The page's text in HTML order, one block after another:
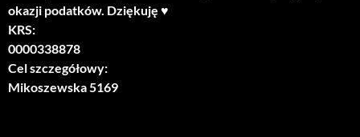
okazji podatków. Dziękuję ♥
KRS:
0000338878
Cel szczegółowy:
Mikoszewska 5169